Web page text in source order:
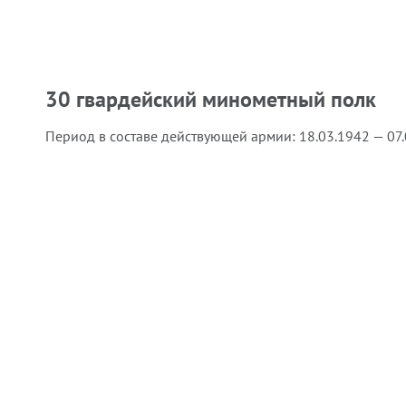
30 гвардейский минометный полк
Период в составе действующей армии: 18.03.1942 —